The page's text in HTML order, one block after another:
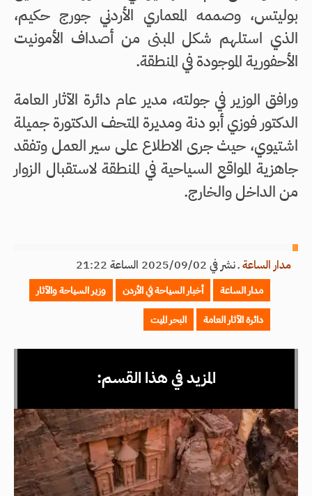
بوليتس، وصممه المعماري الأردني جورج حكيم،
الذي استلهم شكل المبنى من أصداف الأمونيت
الأحفورية الموجودة في المنطقة.
ورافق الوزير في جولته، مدير عام دائرة الآثار العامة
الدكتور فوزي أبو دنة ومديرة المتحف الدكتورة جميلة
اشتيوي، حيث جرى الاطلاع على سير العمل وتفقد
جاهزية المواقع السياحية في المنطقة لاستقبال الزوار
من الداخل والخارج.
مدار الساعةـنشر في 2025/09/02 الساعة 21:22
مدار الساعة أخبار السياحة في الأردن
وزير السياحة والآثار
دائرة الآثار العامة
البحر الميت
المزيد في هذا القسم: